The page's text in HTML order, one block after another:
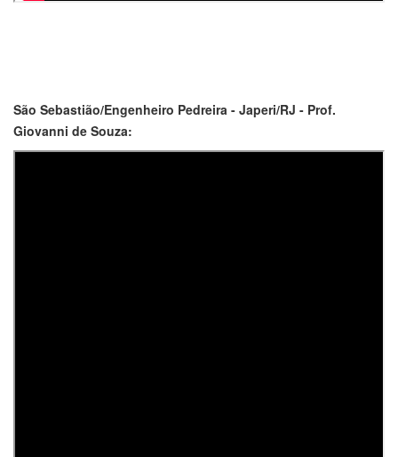
São Sebastião/Engenheiro Pedreira - Japeri/RJ - Prof.
Giovanni de Souza: